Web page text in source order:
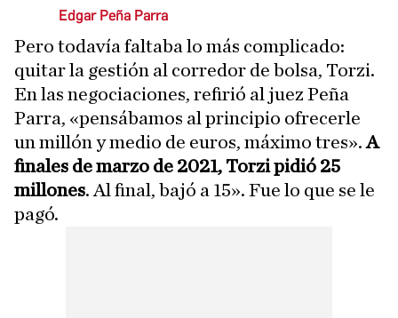
Edgar Peña Parra
Pero todavía faltaba lo más complicado:
quitar la gestión al corredor de bolsa, Torzi.
En las negociaciones, refirió al juez Peña
Parra, «pensábamos al principio ofrecerle
un millón y medio de euros, máximo tres».A
finales de marzo de 2021, Torzi pidió 25
millones. Al final, bajó a 15». Fue lo que se le
pagó.